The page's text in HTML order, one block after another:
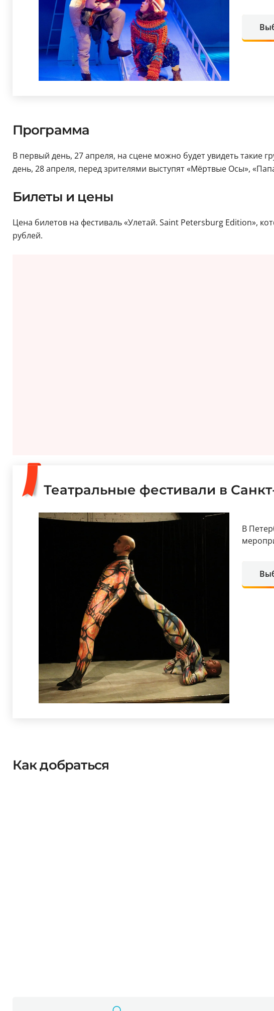
Программа
В первый день, 27 апреля, на сцене можно будет увидеть такие
день, 28 апреля, перед зрителями выступят «Мёртвые Осы»,
Билеты и цены
Цена билетов на фестиваль «Улетай. Saint Petersburg Edition»,
рублей.
Театральные фестивали в
В
Как добраться